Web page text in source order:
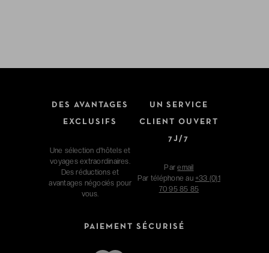
DES AVANTAGES
EXCLUSIFS
Une sélection d'hôtels et
voyages extraordinaires.
Des réductions et
avantages négociés pour
vous.
UN SERVICE
CLIENT OUVERT
7J/7
Paremail
Par téléphone au +33 (0)1
70 95 85 85
PAIEMENT SÉCURISÉ